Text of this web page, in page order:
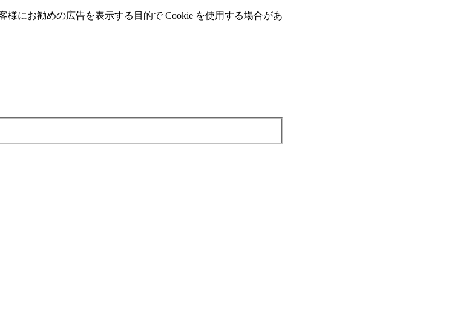
にお勧めの広告を表⽰する⽬的で Cookie を使⽤する場合があ